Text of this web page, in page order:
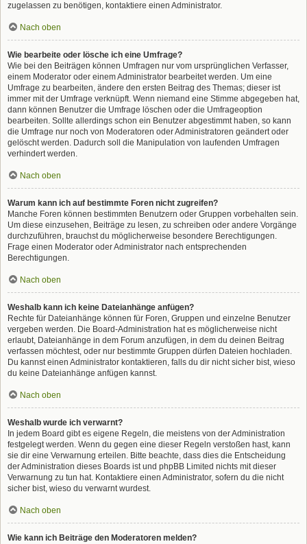
zugelassen zu benötigen, kontaktiere einen Administrator.
Nach oben
Wie bearbeite oder lösche ich eine Umfrage?
Wie bei den Beiträgen können Umfragen nur vom ursprünglichen Verfasser,
einem Moderator oder einem Administrator bearbeitet werden. Um eine
Umfrage zu bearbeiten, ändere den ersten Beitrag des Themas; dieser ist
immer mit der Umfrage verknüpft. Wenn niemand eine Stimme abgegeben hat,
dann können Benutzer die Umfrage löschen oder die Umfrageoption
bearbeiten. Sollte allerdings schon ein Benutzer abgestimmt haben, so kann
die Umfrage nur noch von Moderatoren oder Administratoren geändert oder
gelöscht werden. Dadurch soll die Manipulation von laufenden Umfragen
verhindert werden.
Nach oben
Warum kann ich auf bestimmte Foren nicht zugreifen?
Manche Foren können bestimmten Benutzern oder Gruppen vorbehalten sein.
Um diese einzusehen, Beiträge zu lesen, zu schreiben oder andere Vorgänge
durchzuführen, brauchst du möglicherweise besondere Berechtigungen.
Frage einen Moderator oder Administrator nach entsprechenden
Berechtigungen.
Nach oben
Weshalb kann ich keine Dateianhänge anfügen?
Rechte für Dateianhänge können für Foren, Gruppen und einzelne Benutzer
vergeben werden. Die Board-Administration hat es möglicherweise nicht
erlaubt, Dateianhänge in dem Forum anzufügen, in dem du deinen Beitrag
verfassen möchtest, oder nur bestimmte Gruppen dürfen Dateien hochladen.
Du kannst einen Administrator kontaktieren, falls du dir nicht sicher bist, wieso
du keine Dateianhänge anfügen kannst.
Nach oben
Weshalb wurde ich verwarnt?
In jedem Board gibt es eigene Regeln, die meistens von der Administration
festgelegt werden. Wenn du gegen eine dieser Regeln verstoßen hast, kann
sie dir eine Verwarnung erteilen. Bitte beachte, dass dies die Entscheidung
der Administration dieses Boards ist und phpBB Limited nichts mit dieser
Verwarnung zu tun hat. Kontaktiere einen Administrator, sofern du die nicht
sicher bist, wieso du verwarnt wurdest.
Nach oben
Wie kann ich Beiträge den Moderatoren melden?